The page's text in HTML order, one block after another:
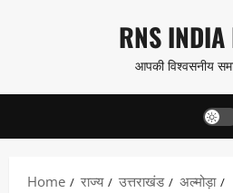
content
RNS INDIA
आपकी विश्वसनीय
Home राज्य उत्तराखंड
अल्मोड़ा